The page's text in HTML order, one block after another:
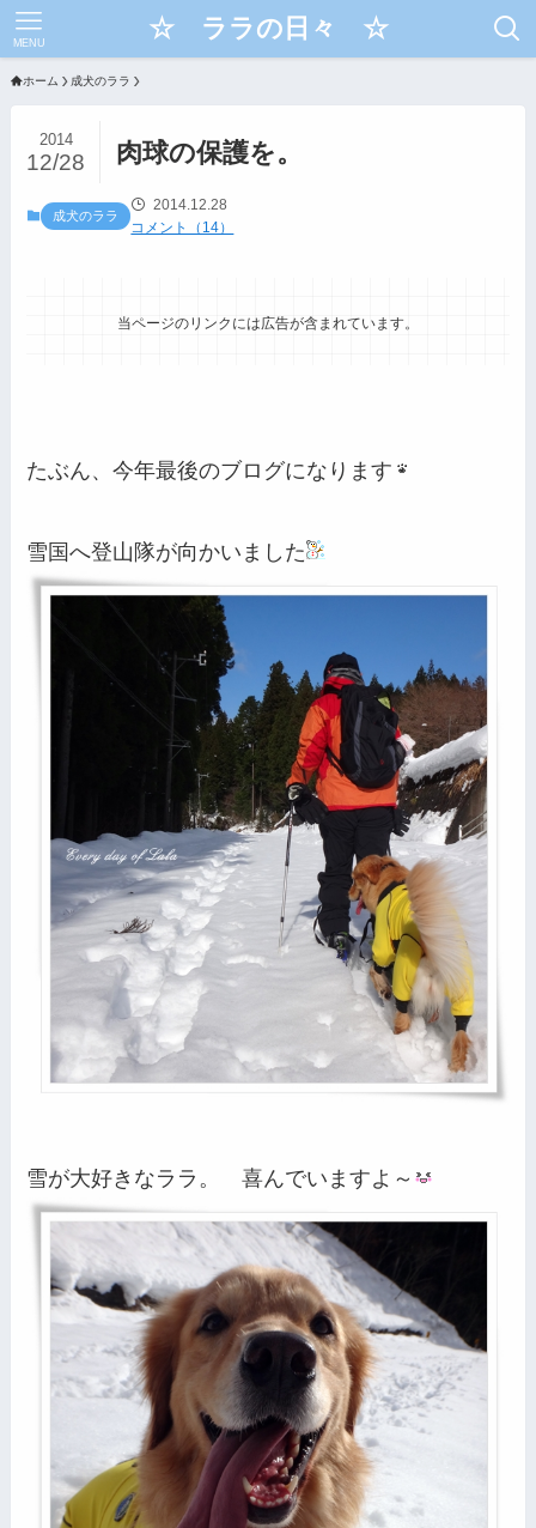
☆ ララの日々 ☆
MENU
ホーム 成犬のララ
肉球の保護を。
2014
12/28
成犬のララ
2014.12.28
コメント（14）
当ページのリンクには広告が含まれています。
たぶん、今年最後のブログになります
雪国へ登山隊が向かいました
雪が大好きなララ。 喜んでいますよ～